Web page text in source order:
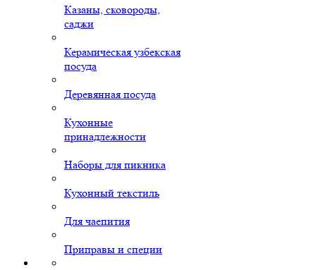
Казаны, сковороды,
саджи
Керамическая узбекская
посуда
Деревянная посуда
Кухонные
принадлежности
Наборы для пикника
Кухонный текстиль
Для чаепития
Приправы и специи